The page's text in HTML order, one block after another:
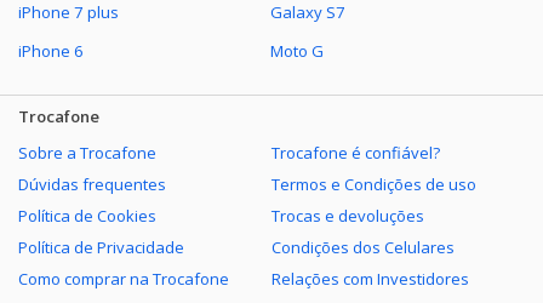
iPhone 7 plus
Galaxy S7
iPhone 6
Moto G
Trocafone
Sobre a Trocafone
Trocafone é confiável?
Dúvidas frequentes
Termos e Condições de uso
Política de Cookies
Trocas e devoluções
Política de Privacidade
Condições dos Celulares
Como comprar na Trocafone
Relações com Investidores